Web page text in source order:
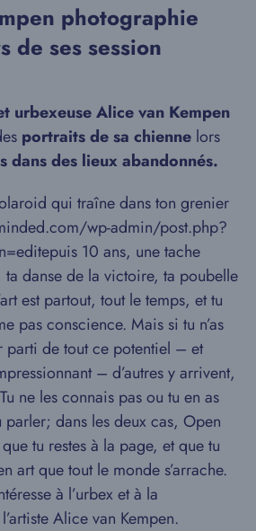
photographie
de ses session
urbexeuse Alice van Kempen
portraits de sa chienne lors
dans des lieux abandonnés.
qui traîne dans ton grenier
wp-admin/post.php?
10 ans, une tache
ta danse de la victoire, ta poubelle
est partout, tout le temps, et tu
pas conscience. Mais si tu n’as
parti de tout ce potentiel – et
– d’autres y arrivent,
ne les connais pas ou tu en as
parler; dans les deux cas, Open
tu restes à la page, et que tu
art que tout le monde s’arrache.
à l’urbex et à la
Alice van Kempen.